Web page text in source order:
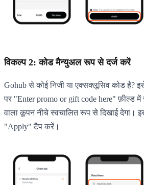
विकल्प 2: कोड मैन्युअल रूप से दर्ज करें
Gohub से कोई निजी या एक्सक्लूसिव कोड है?
पर "Enter promo or gift code here" फ़ील्ड
वाला कूपन नीचे स्वचालित रूप से दिखाई देगा।
"Apply" टैप करें।